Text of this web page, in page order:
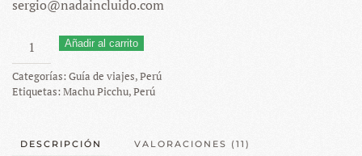
sergio@nadaincluido.com
Guía
de
viajes
Picchu
Añadir al carrito
Categorías:Guía de viajes,Perú
Etiquetas:Machu Picchu,Perú
DESCRIPCIÓN VALORACIONES (11)